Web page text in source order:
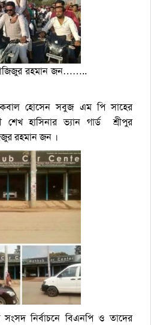
আজিজুর রহমান জন……..
হোসেন সবুজ এম পি সাহের
হাসিনার ভ্যান গার্ড শ্রীপুর
রহমান জন ।
নির্বাচনে বিএনপি ও তাদের